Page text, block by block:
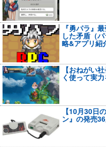
『勇パラ』
した矛盾（
略&アプリ紹
【おねがい
く使って実
【10月30日
ン』の発売36